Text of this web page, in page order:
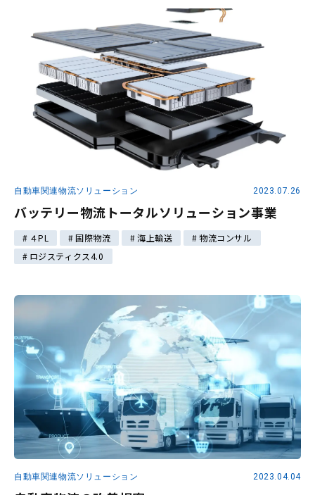
自動車関連物流ソリューション 2023.07.26
バッテリー物流トータルソリューション事業
４PL 国際物流 海上輸送
物流コンサル
ロジスティクス4.0
自動車関連物流ソリューション 2023.04.04